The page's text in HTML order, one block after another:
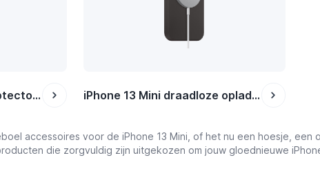
iPhone 13 Mini screenprotectors iPhone 13 Mini draadloze opladers
accessoires voor de iPhone 13 Mini, of het nu een hoesje,
die zorgvuldig zijn uitgekozen om jouw gloednieuwe